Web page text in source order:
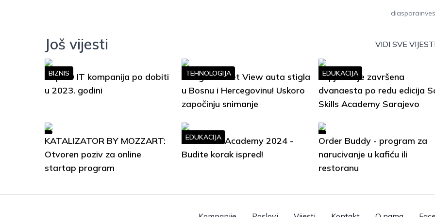
Još vijesti VIDI SVE VIJESTI
Top 10 IT kompanija po dobiti
u 2023. godini
BIZNIS
Google Street View auta stigla
u Bosnu i Hercegovinu! Uskoro
započinju snimanje
TEHNOLOGIJA
Uspješno je završena
dvanaesta po redu edicija
Skills Academy Sarajevo
EDUKACIJA
KATALIZATOR BY MOZZART:
Otvoren poziv za online
startap program
Soft Skills Academy 2024 -
Budite korak ispred!
EDUKACIJA
Order Buddy - program za
narucivanje u kafiću ili
restoranu